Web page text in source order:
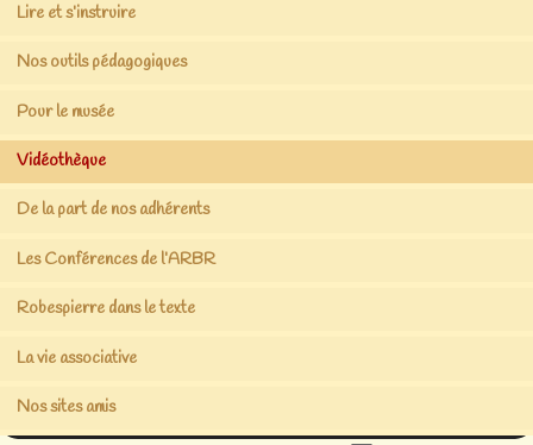
Lire et s’instruire
Nos outils pédagogiques
Pour le musée
Vidéothèque
De la part de nos adhérents
Les Conférences de l’ARBR
Robespierre dans le texte
La vie associative
Nos sites amis